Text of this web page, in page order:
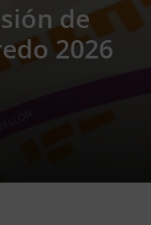
de
2026